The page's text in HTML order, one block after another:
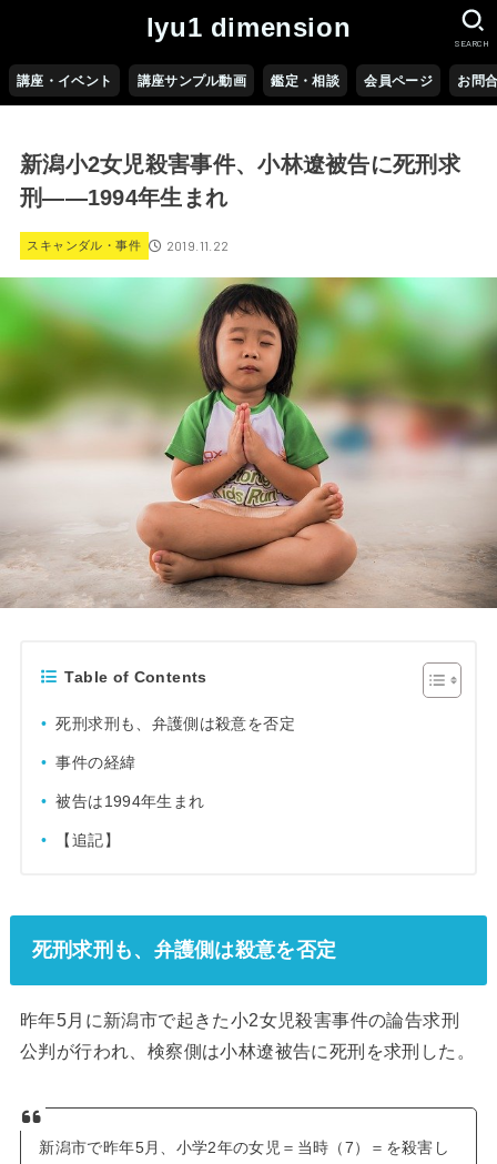
lyu1 dimension
講座・イベント 講座サンプル動画 鑑定・相談 会員ページ お問
SEARCH
新潟小2女児殺害事件、小林遼被告に死刑求
刑――1994年生まれ
スキャンダル・事件 2019.11.22
Table of Contents
死刑求刑も、弁護側は殺意を否定
事件の経緯
被告は1994年生まれ
【追記】
死刑求刑も、弁護側は殺意を否定
昨年5月に新潟市で起きた小2女児殺害事件の論告求刑
公判が行われ、検察側は小林遼被告に死刑を求刑した。
新潟市で昨年5月、小学2年の女児＝当時（7）＝を殺害し